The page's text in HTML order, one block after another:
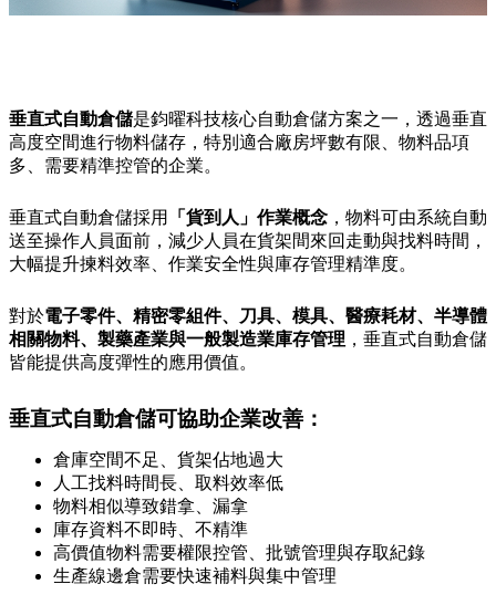
垂直式自動倉儲是鈞曜科技核心自動倉儲方案之一，透過垂直
高度空間進行物料儲存，特別適合廠房坪數有限、物料品項
多、需要精準控管的企業。
垂直式自動倉儲採用 「貨到人」作業概念 ，物料可由系統自動
送至操作人員面前，減少人員在貨架間來回走動與找料時間，
大幅提升揀料效率、作業安全性與庫存管理精準度。
對於電子零件、精密零組件、刀具、模具、醫療耗材、半導體
相關物料、製藥產業與一般製造業庫存管理 ，垂直式自動倉儲
皆能提供高度彈性的應用價值。
垂直式自動倉儲可協助企業改善：
倉庫空間不足、貨架佔地過大
人工找料時間長、取料效率低
物料相似導致錯拿、漏拿
庫存資料不即時、不精準
高價值物料需要權限控管、批號管理與存取紀錄
生產線邊倉需要快速補料與集中管理